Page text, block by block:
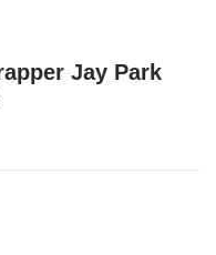
Jay Park